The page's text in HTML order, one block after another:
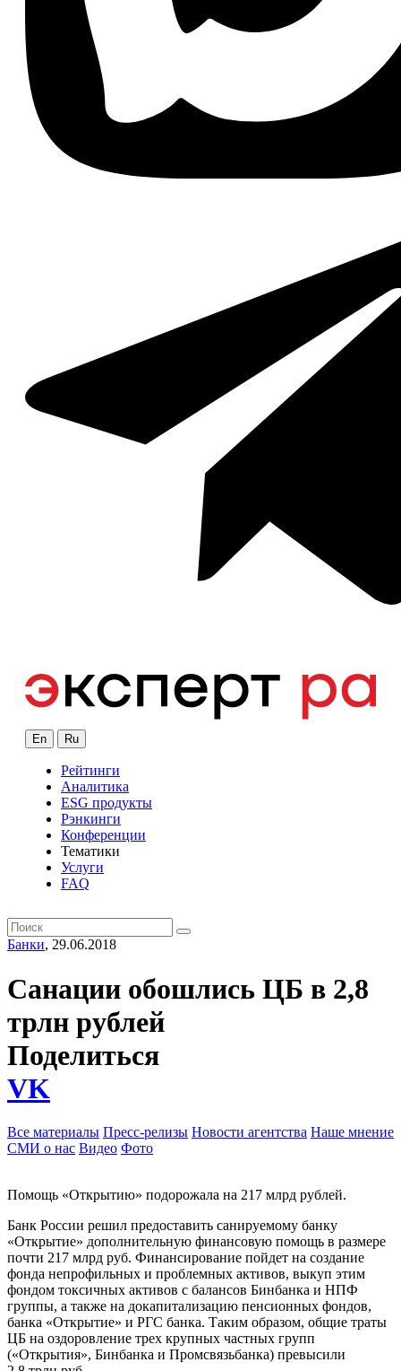
En Ru
Рейтинги
Аналитика
ESG продукты
Рэнкинги
Конференции
Тематики
Услуги
FAQ
Банки, 29.06.2018
Санации обошлись ЦБ в 2,8
трлн рублей
Поделиться
VK
Все материалы Пресс-релизы Новости агентства Наше мнение
СМИ о нас Видео Фото
Помощь «Открытию» подорожала на 217 млрд рублей.
Банк России решил предоставить санируемому банку
«Открытие» дополнительную финансовую помощь в размере
почти 217 млрд руб. Финансирование пойдет на создание
фонда непрофильных и проблемных активов, выкуп этим
фондом токсичных активов с балансов Бинбанка и НПФ
группы, а также на докапитализацию пенсионных фондов,
банка «Открытие» и РГС банка. Таким образом, общие траты
ЦБ на оздоровление трех крупных частных групп
(«Открытия», Бинбанка и Промсвязьбанка) превысили